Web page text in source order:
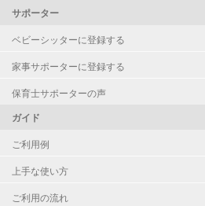
レッスン
お子様の撮影
サポーター
ベビーシッターに登録する
家事サポーターに登録する
保育士サポーターの声
ガイド
ご利用例
上手な使い方
ご利用の流れ